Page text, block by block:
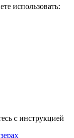
использовать:
с инструкцией